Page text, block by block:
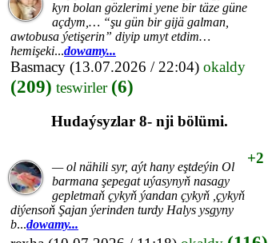
kyn bolan gözlerimi yene bir täze güne
açdym,… “şu gün bir gijä galman,
awtobusa ýetişerin” diyip umyt etdim…
hemişeki...dowamy...
Basmacy (13.07.2026 / 22:04) okaldy
(209) teswirler (6)
Hudaýsyzlar 8- nji bölümi.
+2
— ol nähili syr, aýt hany eştdeýin Ol
barmana şepegat uýasynyň nasagy
gepletmaň çykyň ýandan çykyň ,çykyň
diýensoň Şajan ýerinden turdy Halys ysgyny
b...dowamy...